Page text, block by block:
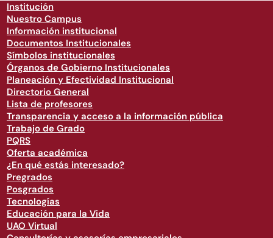
Institución
Nuestro Campus
Información institucional
Documentos Institucionales
Símbolos institucionales
Órganos de Gobierno Institucionales
Planeación y Efectividad Institucional
Directorio General
Lista de profesores
Transparencia y acceso a la información pública
Trabajo de Grado
PQRS
Oferta académica
¿En qué estás interesado?
Pregrados
Posgrados
Tecnologías
Educación para la Vida
UAO Virtual